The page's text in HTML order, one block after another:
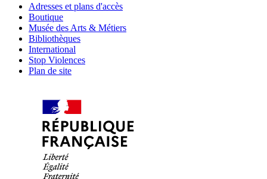
Adresses et plans d'accès
Boutique
Musée des Arts & Métiers
Bibliothèques
International
Stop Violences
Plan de site